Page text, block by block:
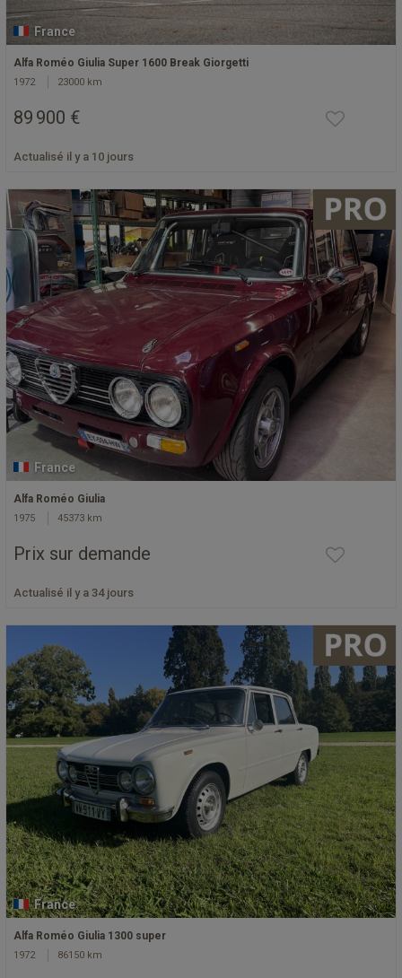
France
Alfa Roméo Giulia Super 1600 Break Giorgetti
1972 23000 km
89 900 €
Actualisé il y a 10 jours
France
Alfa Roméo Giulia
1975 45373 km
Prix sur demande
Actualisé il y a 34 jours
France
Alfa Roméo Giulia 1300 super
1972 86150 km